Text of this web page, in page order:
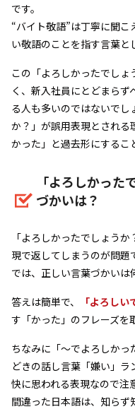
です。
“バイト敬語”は丁寧に聞
い敬語のことを指す言葉と
この「よろしかったでし
く、新入社員にとどまら
る人も多いのではないでし
か？」が誤用表現とされる
かった」と過去形にするこ
「よろしかっ
づかいは？
「よろしかったでしょう
現で返してしまうのが問題
では、正しい言葉づかいは
答えは簡単で、 「よろしい
す「かった」のフレーズを
ちなみに「～でよろしか
どきの話し言葉「嫌い」
快に思われる表現なので注
間違った日本語は、知らず